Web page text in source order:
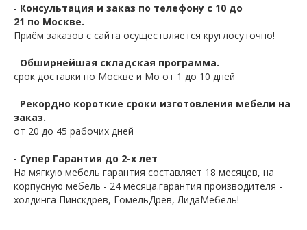
- Консультация и заказ по телефону с 10 до
21 по Москве.
Приём заказов с сайта осуществляется круглосуточно!
- Обширнейшая складская программа.
срок доставки по Москве и Мо от 1 до 10 дней
- Рекордно короткие сроки изготовления мебели на
заказ.
от 20 до 45 рабочих дней
- Супер Гарантия до 2-х лет
На мягкую мебель гарантия составляет 18 месяцев, на
корпусную мебель - 24 месяца.гарантия производителя -
холдинга Пинскдрев, ГомельДрев, ЛидаМебель!